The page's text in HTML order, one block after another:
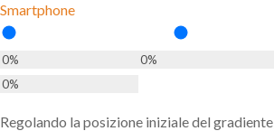
Smartphone
Regolando la posizione iniziale del